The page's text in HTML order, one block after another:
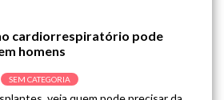
cardiorrespiratório pode
homens
SEM CATEGORIA